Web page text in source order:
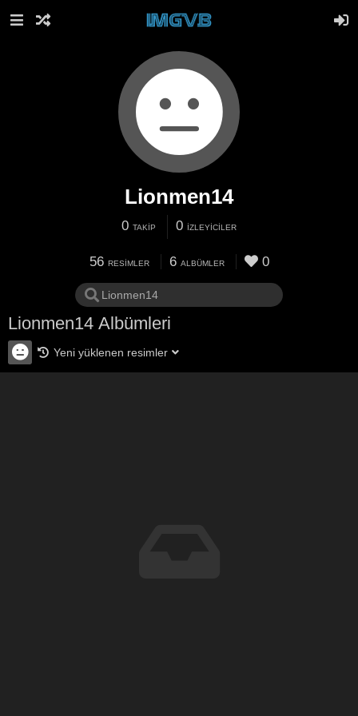
Lionmen14
0 TAKIP 0 İZLEYICILER
56 RESIMLER 6 ALBÜMLER 0
Lionmen14 Albümleri
Yeni yüklenen resimler